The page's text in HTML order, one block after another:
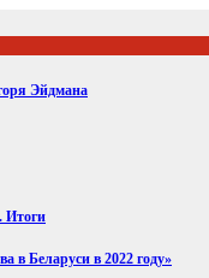
Эйдмана
Итоги
в Беларуси в 2022 году»